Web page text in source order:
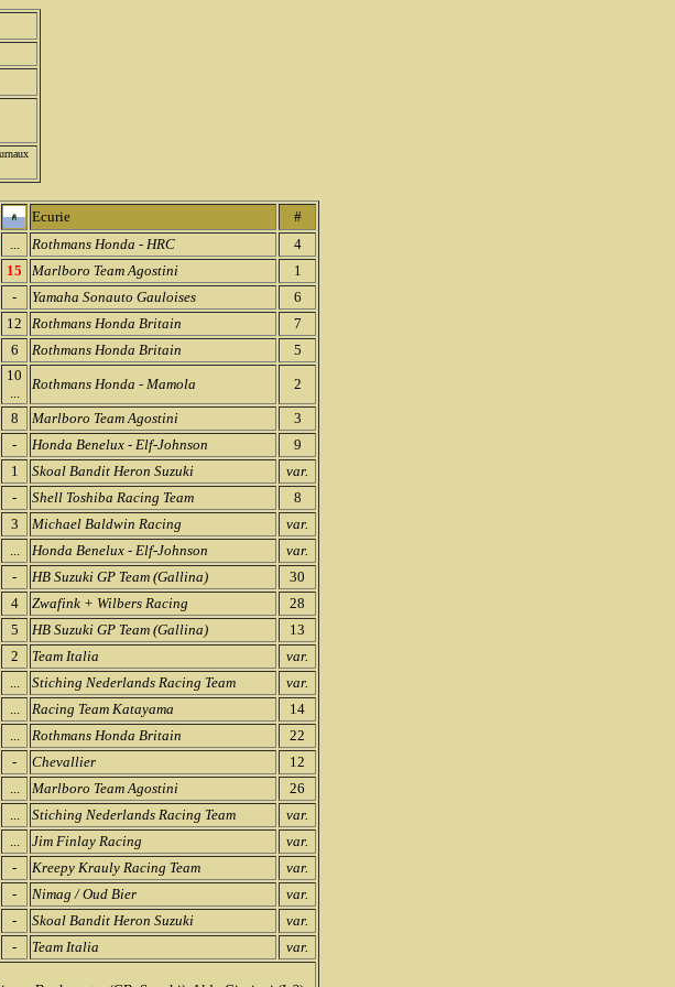
Ecurie
#
... Rothmans Honda - HRC
4
15 Marlboro Team Agostini
1
- Yamaha Sonauto Gauloises
6
12 Rothmans Honda Britain
7
6 Rothmans Honda Britain 5
10
...
Rothmans Honda - Mamola 2
8 Marlboro Team Agostini
3
- Honda Benelux - Elf-Johnson
9
1 Skoal Bandit Heron Suzuki
var.
- Shell Toshiba Racing Team
8
3 Michael Baldwin Racing
var.
... Honda Benelux - Elf-Johnson
var.
- HB Suzuki GP Team (Gallina)
30
4 Zwafink + Wilbers Racing
28
5 HB Suzuki GP Team (Gallina)
13
2 Team Italia
var.
... Stiching Nederlands Racing Team
var.
... Racing Team Katayama
14
... Rothmans Honda Britain
22
- Chevallier
12
... Marlboro Team Agostini
26
... Stiching Nederlands Racing Team
var.
... Jim Finlay Racing
var.
- Kreepy Krauly Racing Team
var.
- Nimag / Oud Bier
var.
- Skoal Bandit Heron Suzuki
var.
- Team Italia
var.